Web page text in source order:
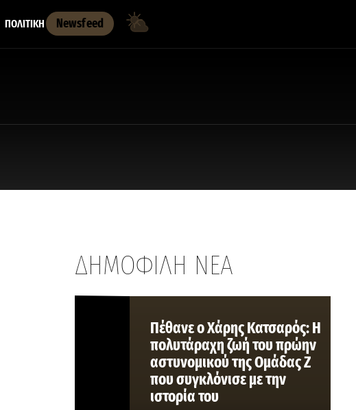
ΠΟΛΙΤΙΚΗ Newsfeed
ΔΗΜΟΦΙΛΗ ΝΕΑ
Πέθανε ο Χάρης Κατσαρός: Η
πολυτάραχη ζωή του πρώην
αστυνομικού της Ομάδας Ζ
που συγκλόνισε με την
ιστορία του